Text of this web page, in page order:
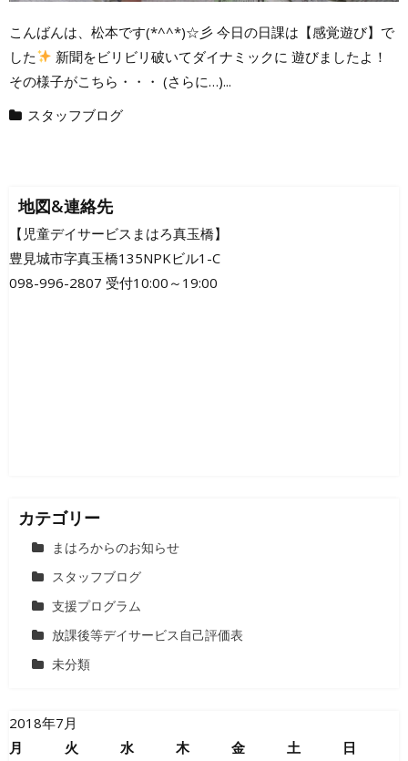
こんばんは、松本です(*^^*)☆彡 今日の日課は【感覚遊び】で
した
新聞をビリビリ破いてダイナミックに 遊びましたよ！
その様子がこちら・・・ (さらに…)...
スタッフブログ
地図&連絡先
【児童デイサービスまはろ真玉橋】
豊見城市字真玉橋135NPKビル1-C
098-996-2807 受付10:00～19:00
カテゴリー
まはろからのお知らせ
スタッフブログ
支援プログラム
放課後等デイサービス自己評価表
未分類
2018年7月
月
火 水 木 金 土 日